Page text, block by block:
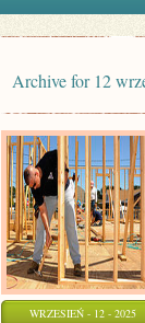
Archive for 12
WRZESIEŃ - 12 - 2025